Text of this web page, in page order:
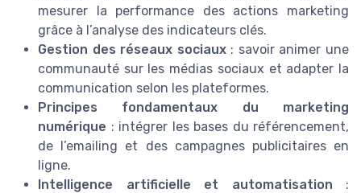
mesurer la performance des actions marketing
grâce à l’analyse des indicateurs clés.
Gestion des réseaux sociaux: savoir animer une
communauté sur les médias sociaux et adapter la
communication selon les plateformes.
Principes fondamentaux du marketing
numérique : intégrer les bases du référencement,
de l’emailing et des campagnes publicitaires en
ligne.
Intelligence artificielle et automatisation :